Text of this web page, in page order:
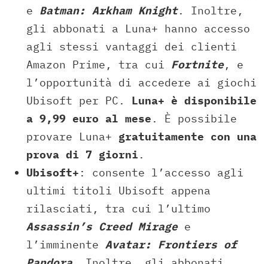
e Batman: Arkham Knight. Inoltre,
gli abbonati a Luna+ hanno accesso
agli stessi vantaggi dei clienti
Amazon Prime, tra cui Fortnite, e
l’opportunità di accedere ai giochi
Ubisoft per PC. Luna+ è disponibile
a 9,99 euro al mese . È possibile
provare Luna+ gratuitamente con una
prova di 7 giorni .
Ubisoft+ : consente l’accesso agli
ultimi titoli Ubisoft appena
rilasciati, tra cui l’ultimo
Assassin’s Creed Miragee
l’imminente Avatar: Frontiers of